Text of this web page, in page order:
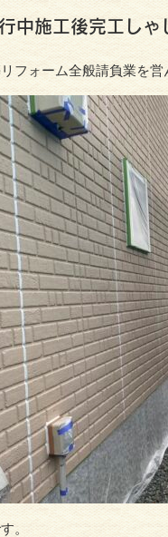
中施工後完工し
フォーム全般請負業を
。